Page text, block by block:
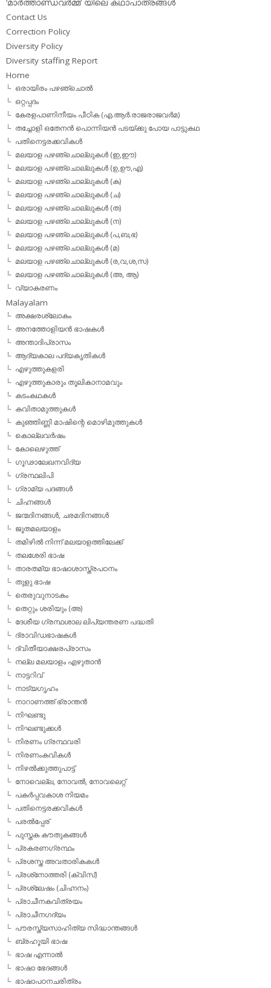
‘മാര്‍ത്താണ്ഡവര്‍മ്മ’ യിലെ കഥാപാത്രങ്ങള്‍
Contact Us
Correction Policy
Diversity Policy
Diversity staffing Report
Home
ഒരായിരം പഴഞ്ചൊല്‍
ഒറ്റപ്പദം
കേരളപാണിനീയം പീഠിക (എ.ആര്‍.രാജരാജവര്‍മ)
തച്ചോളി ഒതേനൻ പൊന്നിയൻ പടയ്‌ക്കു പോയ പാട്ടുകഥ
പതിനെട്ടരക്കവികള്‍
മലയാള പഴഞ്ചൊല്ലുകള്‍ (ഇ,ഈ)
മലയാള പഴഞ്ചൊല്ലുകള്‍ (ഉ,ഊ,എ)
മലയാള പഴഞ്ചൊല്ലുകള്‍ (ക)
മലയാള പഴഞ്ചൊല്ലുകള്‍ (ച)
മലയാള പഴഞ്ചൊല്ലുകള്‍ (ത)
മലയാള പഴഞ്ചൊല്ലുകള്‍ (ന)
മലയാള പഴഞ്ചൊല്ലുകള്‍ (പ,ബ,ഭ)
മലയാള പഴഞ്ചൊല്ലുകള്‍ (മ)
മലയാള പഴഞ്ചൊല്ലുകള്‍ (ര,വ,ശ,സ)
മലയാള പഴഞ്ചൊല്ലുകൾ (അ, ആ)
വ്യാകരണം
Malayalam
അക്ഷരശ്ലോകം
അനത്തോളിയന്‍ ഭാഷകള്‍
അന്താദിപ്രാസം
ആദ്യകാല പദ്യകൃതികള്‍
എഴുത്തുകളരി
എഴുത്തുകാരും തൂലികാനാമവും
കടംകഥകള്‍
കവിതാമുത്തുകള്‍
കുഞ്ഞിണ്ണി മാഷിന്റെ മൊഴിമുത്തുകള്‍
കൊല്ലവര്‍ഷം
കോലെഴുത്ത്
ഗൂഢാലേഖനവിദ്യ
ഗ്രന്ഥലിപി
ഗ്രാമ്യ പദങ്ങള്‍
ചിഹ്നങ്ങള്‍
ജന്മദിനങ്ങള്‍, ചരമദിനങ്ങള്‍
ജൂതമലയാളം
തമിഴില്‍ നിന്ന് മലയാളത്തിലേക്ക്
തലശേരി ഭാഷ
താരതമ്യ ഭാഷാശാസ്ത്രപഠനം
തുളു ഭാഷ
തെരുവുനാടകം
തെറ്റും ശരിയും (അ)
ദേശീയ ഗ്രന്ഥശാല ലിപ്യന്തരണ പദ്ധതി
ദ്രാവിഡഭാഷകള്‍
ദ്വിതീയാക്ഷരപ്രാസം
നല്ല മലയാളം എഴുതാന്‍
നാട്ടറിവ്
നാട്യഗൃഹം
നാറാണത്ത് ഭ്രാന്തന്‍
നിഘണ്ടു
നിഘണ്ടുക്കള്‍
നിരണം ഗ്രന്ഥവരി
നിരണംകവികള്‍
നിഴല്‍ക്കുത്തുപാട്ട്
നോവെല്ല, നോവല്‍, നോവലെറ്റ്
പകര്‍പ്പവകാശ നിയമം
പതിനെട്ടരക്കവികള്‍
പരല്‍പ്പേര്
പുസ്തക കൗതുകങ്ങള്‍
പ്രകരണഗ്രന്ഥം
പ്രശസ്ത അവതാരികകള്‍
പ്രശ്‌നോത്തരി (ക്വിസ്)
പ്രശ്ലേഷം (ചിഹ്നനം)
പ്രാചീനകവിത്രയം
പ്രാചീനഗദ്യം
പൗരസ്ത്യസാഹിത്യ സിദ്ധാന്തങ്ങള്‍
ബ്രഹൂയി ഭാഷ
ഭാഷ എന്നാല്‍
ഭാഷാ ഭേദങ്ങള്‍
ഭാഷാപഠനചരിത്രം